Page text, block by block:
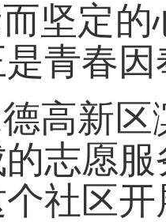
坚定
青春
高新
志愿
社区